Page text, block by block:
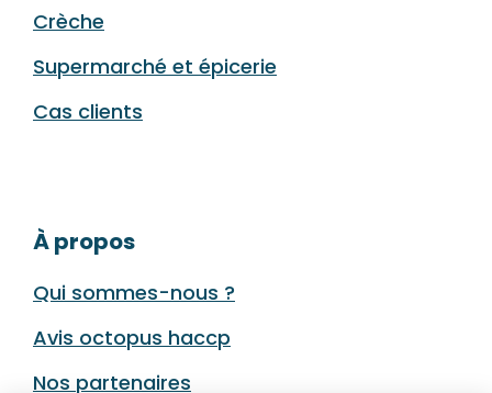
Crèche
Supermarché et épicerie
Cas clients
À propos
Qui sommes-nous ?
Avis octopus haccp
Nos partenaires